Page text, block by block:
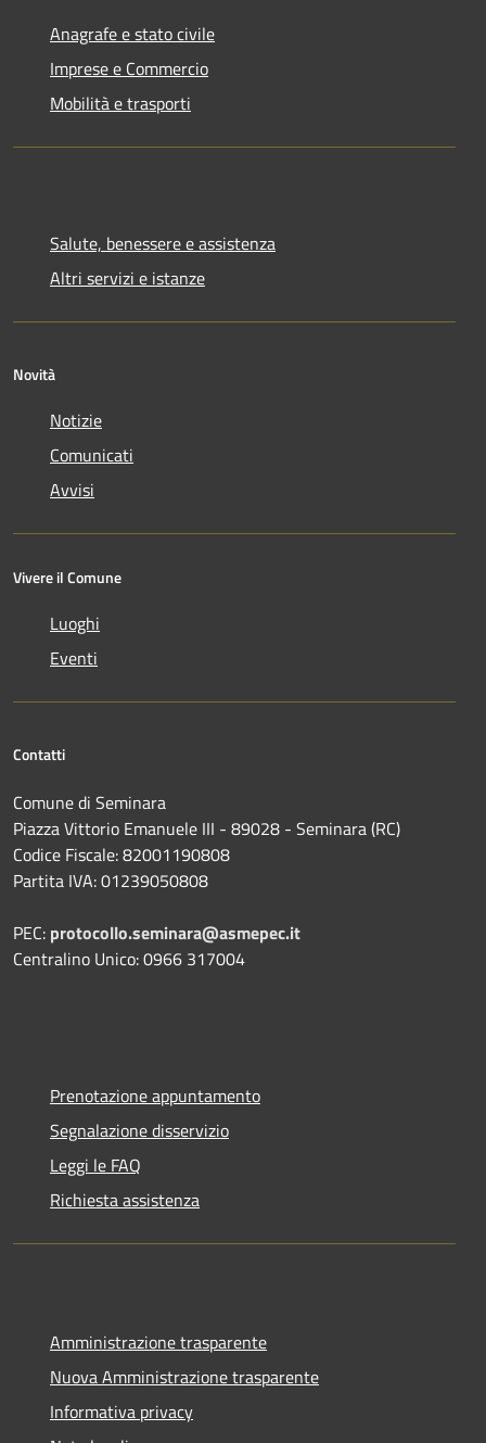
Anagrafe e stato civile
Imprese e Commercio
Mobilità e trasporti
Salute, benessere e assistenza
Altri servizi e istanze
Novità
Notizie
Comunicati
Avvisi
Vivere il Comune
Luoghi
Eventi
Contatti
Comune di Seminara
Piazza Vittorio Emanuele III - 89028 - Seminara (RC)
Codice Fiscale: 82001190808
Partita IVA: 01239050808
PEC: protocollo.seminara@asmepec.it
Centralino Unico: 0966 317004
Prenotazione appuntamento
Segnalazione disservizio
Leggi le FAQ
Richiesta assistenza
Amministrazione trasparente
Nuova Amministrazione trasparente
Informativa privacy